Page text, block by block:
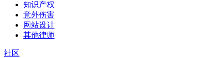
知识产权
意外伤害
网站设计
其他律师
社区